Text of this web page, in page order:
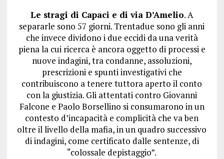
Le stragi di Capaci e di via D’Amelio. A
separarle sono 57 giorni. Trentadue sono gli anni
che invece dividono i due eccidi da una verità
piena la cui ricerca è ancora oggetto di processi e
nuove indagini, tra condanne, assoluzioni,
prescrizioni e spunti investigativi che
contribuiscono a tenere tuttora aperto il conto
con la giustizia. Gli attentati contro Giovanni
Falcone e Paolo Borsellino si consumarono in un
contesto d’incapacità e complicità che va ben
oltre il livello della mafia, in un quadro successivo
di indagini, come certificato dalle sentenze, di
“colossale depistaggio”.